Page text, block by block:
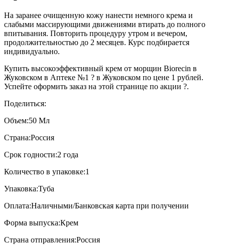
На заранее очищенную кожу нанести немного крема и
слабыми массирующими движениями втирать до полного
впитывания. Повторить процедуру утром и вечером,
продолжительностью до 2 месяцев. Курс подбирается
индивидуально.
Купить высокоэффективный крем от морщин Biorecin в
Жуковском в Аптеке №1 ? в Жуковском по цене 1 рублей.
Успейте оформить заказ на этой странице по акции ?.
Поделиться:
Объем:50 Мл
Страна:Россия
Срок годности:2 года
Количество в упаковке:1
Упаковка:Туба
Оплата:Наличными/Банковская карта при получении
Форма выпуска:Крем
Страна отправления:Россия